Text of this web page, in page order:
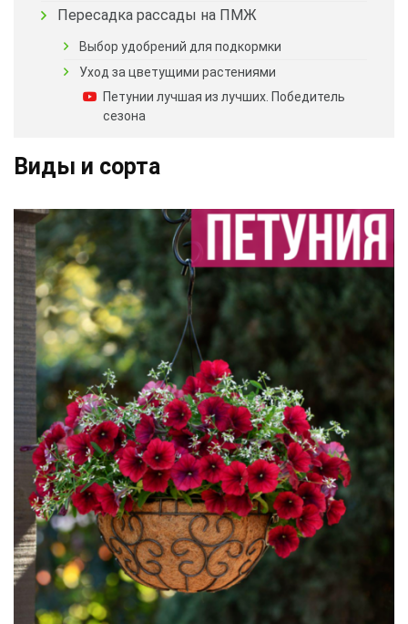
Пересадка рассады на ПМЖ
Выбор удобрений для подкормки
Уход за цветущими растениями
Петунии лучшая из лучших. Победитель
сезона
Виды и сорта